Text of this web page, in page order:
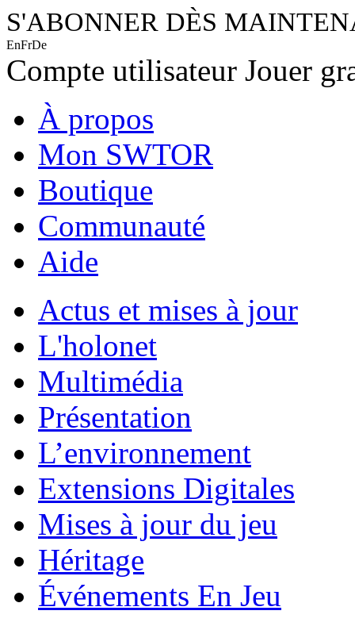
S'ABONNER DÈS
EnFrDe
Compte utilisateur Jouer
À propos
Mon SWTOR
Boutique
Communauté
Aide
Actus et mises à jour
L'holonet
Multimédia
Présentation
L’environnement
Extensions Digitales
Mises à jour du jeu
Héritage
Événements En Jeu